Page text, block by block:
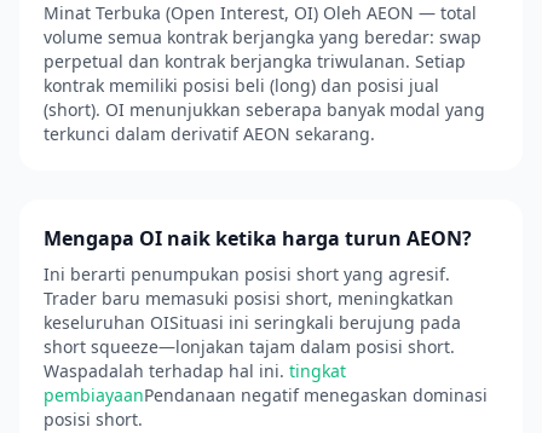
Minat Terbuka (Open Interest, OI) Oleh AEON — total
volume semua kontrak berjangka yang beredar: swap
perpetual dan kontrak berjangka triwulanan. Setiap
kontrak memiliki posisi beli (long) dan posisi jual
(short). OI menunjukkan seberapa banyak modal yang
terkunci dalam derivatif AEON sekarang.
Mengapa OI naik ketika harga turun AEON?
Ini berarti penumpukan posisi short yang agresif.
Trader baru memasuki posisi short, meningkatkan
keseluruhan OISituasi ini seringkali berujung pada
short squeeze—lonjakan tajam dalam posisi short.
Waspadalah terhadap hal ini. tingkat
pembiayaanPendanaan negatif menegaskan dominasi
posisi short.